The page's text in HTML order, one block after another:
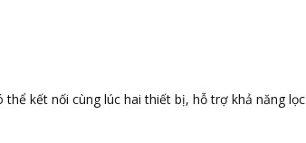
kết nối cùng lúc hai thiết bị, hỗ trợ khả năng